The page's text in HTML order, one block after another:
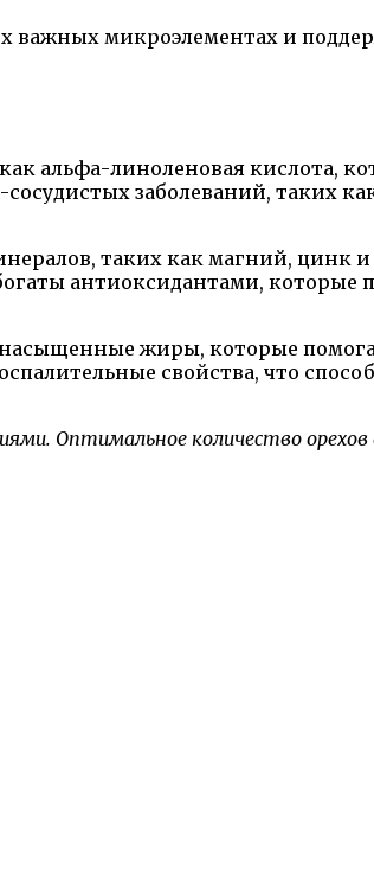
важных микроэлементах и
альфа-линоленовая кислота,
заболеваний, таких
таких как магний, цинк и
антиоксидантами, которые
жиры, которые
свойства, что
Оптимальное количество орехов